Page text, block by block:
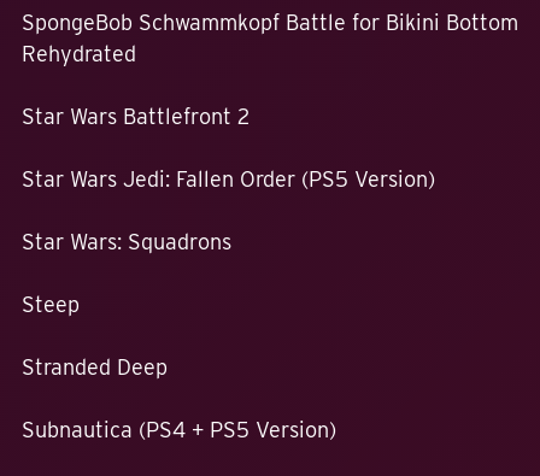
SpongeBob Schwammkopf Battle for Bikini Bottom
Rehydrated
Star Wars Battlefront 2
Star Wars Jedi: Fallen Order (PS5 Version)
Star Wars: Squadrons
Steep
Stranded Deep
Subnautica (PS4 + PS5 Version)